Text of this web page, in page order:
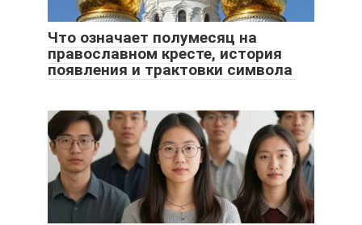
Что означает полумесяц на
православном кресте, история
появления и трактовки символа